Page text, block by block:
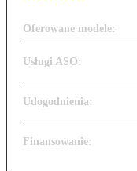
Oferowane modele:
Usługi ASO:
Udogodnienia:
Finansowanie: